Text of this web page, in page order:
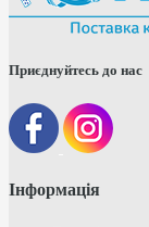
Приєднуйтесь до нас
Інформація